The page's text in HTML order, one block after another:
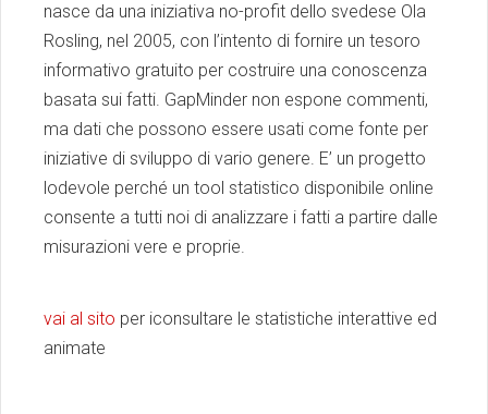
nasce da una iniziativa no-profit dello svedese Ola
Rosling, nel 2005, con l’intento di fornire un tesoro
informativo gratuito per costruire una conoscenza
basata sui fatti. GapMinder non espone commenti,
ma dati che possono essere usati come fonte per
iniziative di sviluppo di vario genere. E’ un progetto
lodevole perché un tool statistico disponibile online
consente a tutti noi di analizzare i fatti a partire dalle
misurazioni vere e proprie.
vai al sito per iconsultare le statistiche interattive ed
animate